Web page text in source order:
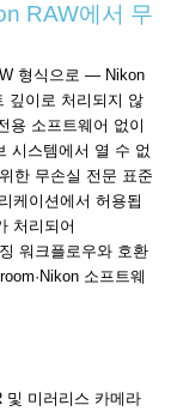
RAW에서 무
형식으로 — Nikon
깊이로 처리되지 않
용 소프트웨어 없이
시스템에서 열 수 없
한 무손실 전문 표준
케이션에서 허용됩
처리되어
워크플로우와 호환
소프트웨
및 미러리스 카메라